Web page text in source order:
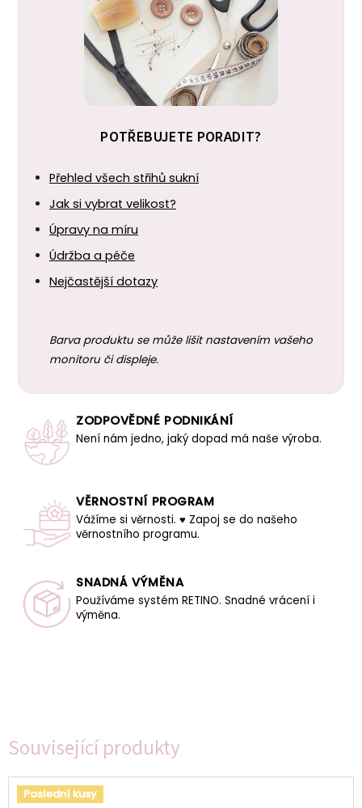
Související produkty
Poslední kusy
POTŘEBUJETE PORADIT?
Přehled všech střihů sukní
Jak si vybrat velikost?
Úpravy na míru
Údržba a péče
Nejčastější dotazy
Barva produktu se může lišit nastavením vašeho
monitoru či displeje.
ZODPOVĚDNÉ PODNIKÁNÍ
Není nám jedno, jaký dopad má naše výroba.
VĚRNOSTNÍ PROGRAM
Vážíme si věrnosti. ♥ Zapoj se do našeho
věrnostního programu.
SNADNÁ VÝMĚNA
Používáme systém RETINO. Snadné vrácení i
výměna.